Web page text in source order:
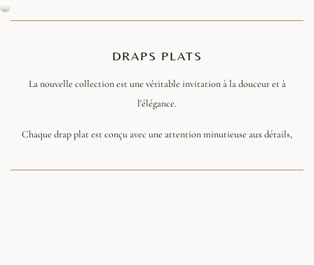
DRAPS PLATS
La nouvelle collection est une véritable invitation à la douceur et à
l'élégance.
Chaque drap plat est conçu avec une attention minutieuse aux détails,
apportent une touche d'élégance intemporelle à votre linge de lit.